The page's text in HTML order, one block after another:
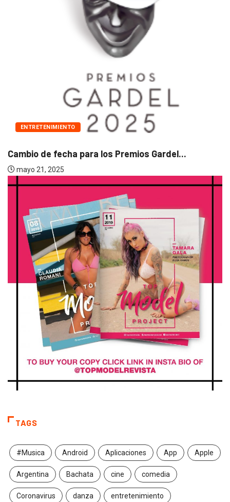
Gardel...
MUSICA
Martin Kano: El ingeniero
TAGS
#Musica Android Aplicaciones App Apple
Argentina Bachata cine comedia
Coronavirus danza entretenimiento